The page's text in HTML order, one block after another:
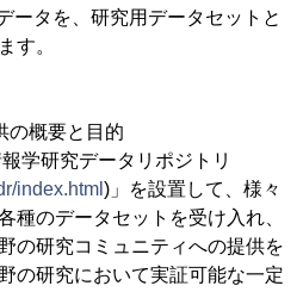
ータを、研究用データセットと
す。
の概要と目的
学研究データリポジトリ
index.html )」を設置して、様々
種のデータセットを受け入れ、
の研究コミュニティへの提供を
の研究において実証可能な一定